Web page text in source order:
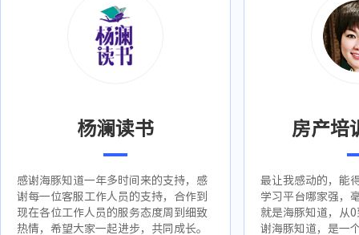
杨澜读书
感谢海豚知道一年多时间来的支持，感
谢每一位客服工作人员的支持，合作到
现在各位工作人员的服务态度周到细致
热情，希望大家一起进步，共同成长。
房产培
最让我感动的，能
学习平台哪家强，
就是海豚知道，从
谢海豚知道，是一